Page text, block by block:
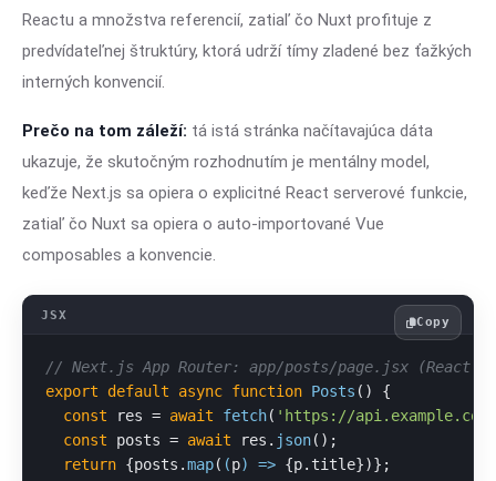
Reactu a množstva referencií, zatiaľ čo Nuxt profituje z
predvídateľnej štruktúry, ktorá udrží tímy zladené bez ťažkých
interných konvencií.
Prečo na tom záleží: tá istá stránka načítavajúca dáta
ukazuje, že skutočným rozhodnutím je mentálny model,
keďže Next.js sa opiera o explicitné React serverové funkcie,
zatiaľ čo Nuxt sa opiera o auto-importované Vue
composables a konvencie.
// Next.js App Router: app/posts/page.jsx (React
export
default async function Posts ( ) {
const res = await fetch( 'https://
const posts = await res. json();
return {posts.map( (p) => {p. title})};
Copy